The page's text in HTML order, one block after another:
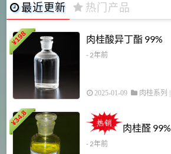
最近更新 热门产品
¥
198 肉桂酸异丁酯 99%
- 2年前
2025-01-09 肉桂系列
¥
34.8
肉桂醛 99%
- 2年前